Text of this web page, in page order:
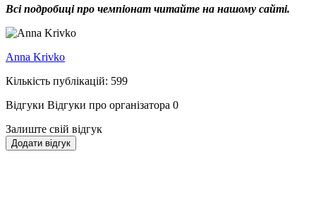
Всі подробиці про чемпіонат читайте на нашому сайті.
Anna Krivko
Кількість публікацій: 599
Відгуки Відгуки про організатора 0
Залиште свій відгук
Додати відгук